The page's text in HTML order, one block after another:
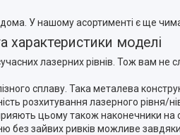
У нашому асортименті є ще
характеристики моделі
лазерних рівнів. Тож вам
сплаву. Така металева
розхитування лазерного рівня/
цьому також наконечники на
зайвих ривків можливе